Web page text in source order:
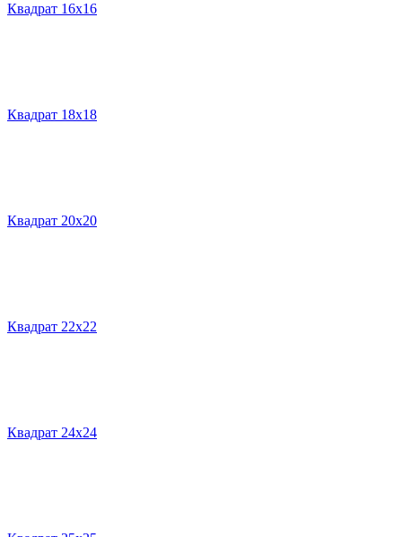
Квадрат 16х16
Квадрат 18х18
Квадрат 20х20
Квадрат 22х22
Квадрат 24х24